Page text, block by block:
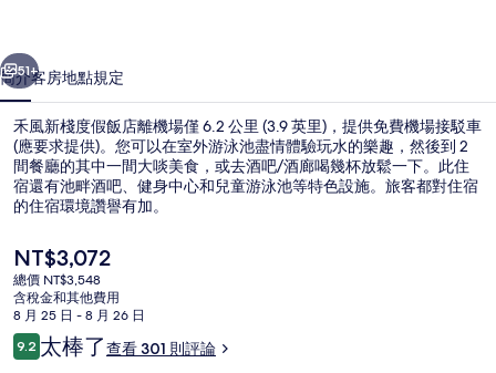
店
的
相
片
集
個 下一個
51+
簡介客房地點規定
禾風新棧度假飯店離機場僅 6.2 公里 (3.9 英里)，提供免費機場接駁車
(應要求提供)。您可以在室外游泳池盡情體驗玩水的樂趣，然後到 2
間餐廳的其中一間大啖美食，或去酒吧/酒廊喝幾杯放鬆一下。此住
宿還有池畔酒吧、健身中心和兒童游泳池等特色設施。旅客都對住宿
的住宿環境讚譽有加。
目
前
的
價
格
是
NT$3,072
總價 NT$3,548
含稅金和其他費用
8 月 25 日 - 8 月 26 日
評
論
9.29.2 分，滿分 10 分，
太棒了查看 301 則評論